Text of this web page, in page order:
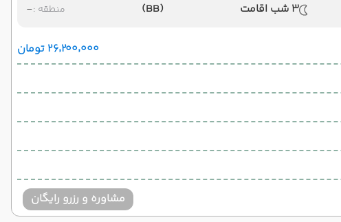
3 شب اقامت
(BB)
منطقه :-
۲۶٬۲۰۰٬۰۰۰ تومان
مشاوره و رزرو رایگان